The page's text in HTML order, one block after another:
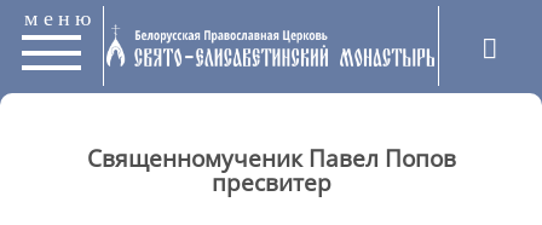
меню
Священномученик Павел Попов
пресвитер